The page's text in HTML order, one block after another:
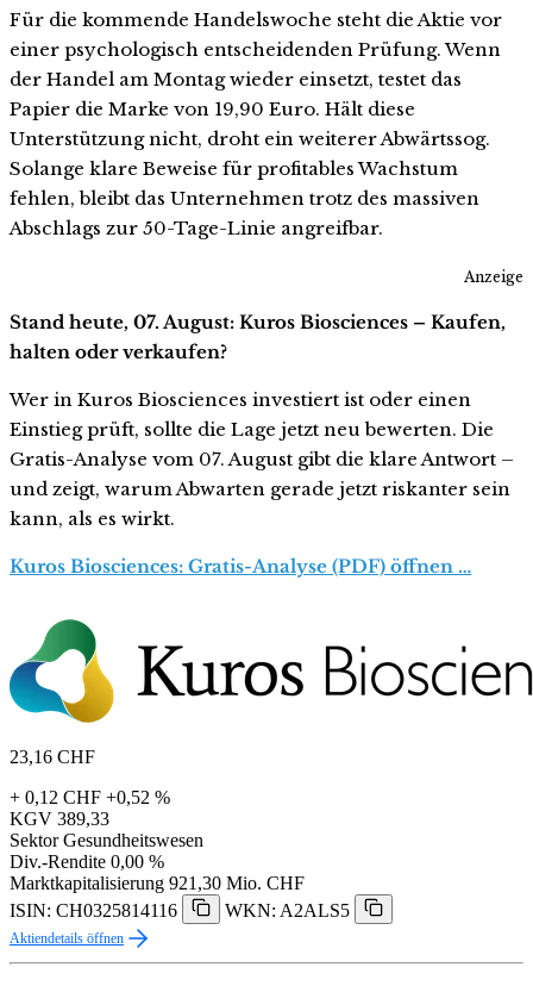
Für die kommende Handelswoche steht die Aktie vor
einer psychologisch entscheidenden Prüfung. Wenn
der Handel am Montag wieder einsetzt, testet das
Papier die Marke von 19,90 Euro. Hält diese
Unterstützung nicht, droht ein weiterer Abwärtssog.
Solange klare Beweise für profitables Wachstum
fehlen, bleibt das Unternehmen trotz des massiven
Abschlags zur 50-Tage-Linie angreifbar.
Anzeige
Stand heute, 07. August: Kuros Biosciences – Kaufen,
halten oder verkaufen?
Wer in Kuros Biosciences investiert ist oder einen
Einstieg prüft, sollte die Lage jetzt neu bewerten. Die
Gratis-Analyse vom 07. August gibt die klare Antwort –
und zeigt, warum Abwarten gerade jetzt riskanter sein
kann, als es wirkt.
Kuros Biosciences: Gratis-Analyse (PDF) öffnen …
23,16 CHF
+ 0,12 CHF +0,52 %
KGV 389,33
Sektor Gesundheitswesen
Div.-Rendite 0,00 %
Marktkapitalisierung 921,30 Mio. CHF
ISIN: CH0325814116
WKN: A2ALS5
Aktiendetails öffnen